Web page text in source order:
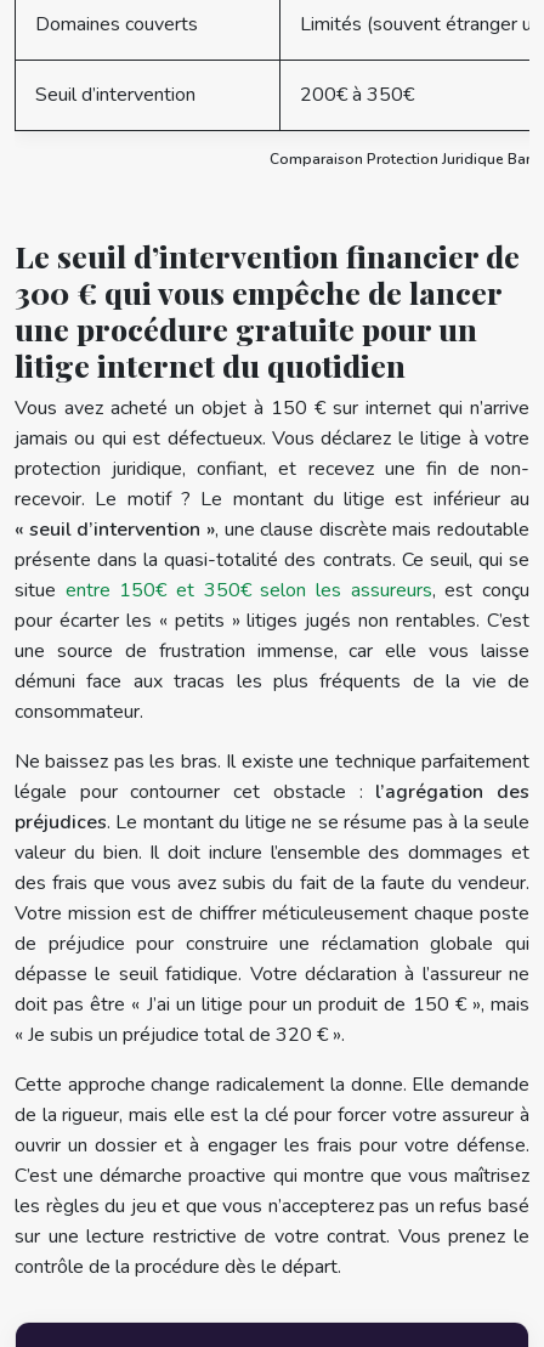
Comparaison Protection Juridique
Domaines couverts Limités (souvent étranger
Seuil d’intervention 200€ à 350€
Le seuil d’intervention financier de
300 € qui vous empêche de lancer
une procédure gratuite pour un
litige internet du quotidien
Vous avez acheté un objet à 150 € sur internet qui n’arrive
jamais ou qui est défectueux. Vous déclarez le litige à votre
protection juridique, confiant, et recevez une fin de non-
recevoir. Le motif ? Le montant du litige est inférieur au
« seuil d’intervention », une clause discrète mais redoutable
présente dans la quasi-totalité des contrats. Ce seuil, qui se
situe entre 150€ et 350€ selon les assureurs, est conçu
pour écarter les « petits » litiges jugés non rentables. C’est
une source de frustration immense, car elle vous laisse
démuni face aux tracas les plus fréquents de la vie de
consommateur.
Ne baissez pas les bras. Il existe une technique parfaitement
légale pour contourner cet obstacle : l’agrégation des
préjudices. Le montant du litige ne se résume pas à la seule
valeur du bien. Il doit inclure l’ensemble des dommages et
des frais que vous avez subis du fait de la faute du vendeur.
Votre mission est de chiffrer méticuleusement chaque poste
de préjudice pour construire une réclamation globale qui
dépasse le seuil fatidique. Votre déclaration à l’assureur ne
doit pas être « J’ai un litige pour un produit de 150 € », mais
« Je subis un préjudice total de 320 € ».
Cette approche change radicalement la donne. Elle demande
de la rigueur, mais elle est la clé pour forcer votre assureur à
ouvrir un dossier et à engager les frais pour votre défense.
C’est une démarche proactive qui montre que vous maîtrisez
les règles du jeu et que vous n’accepterez pas un refus basé
sur une lecture restrictive de votre contrat. Vous prenez le
contrôle de la procédure dès le départ.